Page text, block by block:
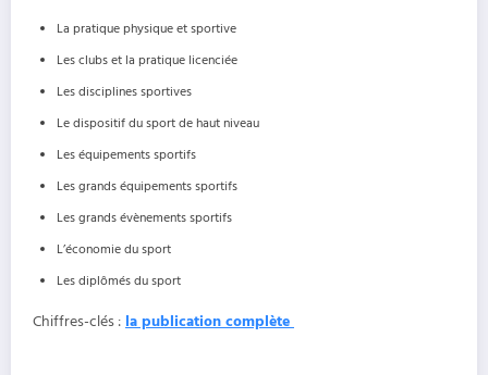
La pratique physique et sportive
Les clubs et la pratique licenciée
Les disciplines sportives
Le dispositif du sport de haut niveau
Les équipements sportifs
Les grands équipements sportifs
Les grands évènements sportifs
L’économie du sport
Les diplômés du sport
Chiffres-clés : la publication complète